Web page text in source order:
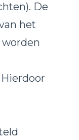
De
het